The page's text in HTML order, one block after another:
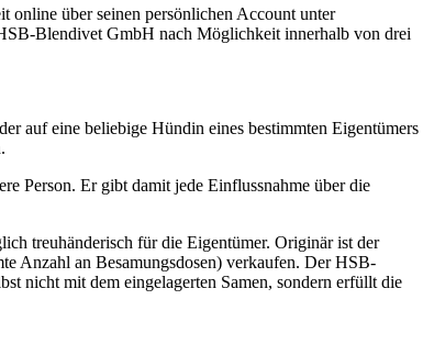
online über seinen persönlichen Account unter
Blendivet GmbH nach Möglichkeit innerhalb von drei
auf eine beliebige Hündin eines bestimmten Eigentümers
Person. Er gibt damit jede Einflussnahme über die
treuhänderisch für die Eigentümer. Originär ist der
Anzahl an Besamungsdosen) verkaufen. Der HSB-
nicht mit dem eingelagerten Samen, sondern erfüllt die